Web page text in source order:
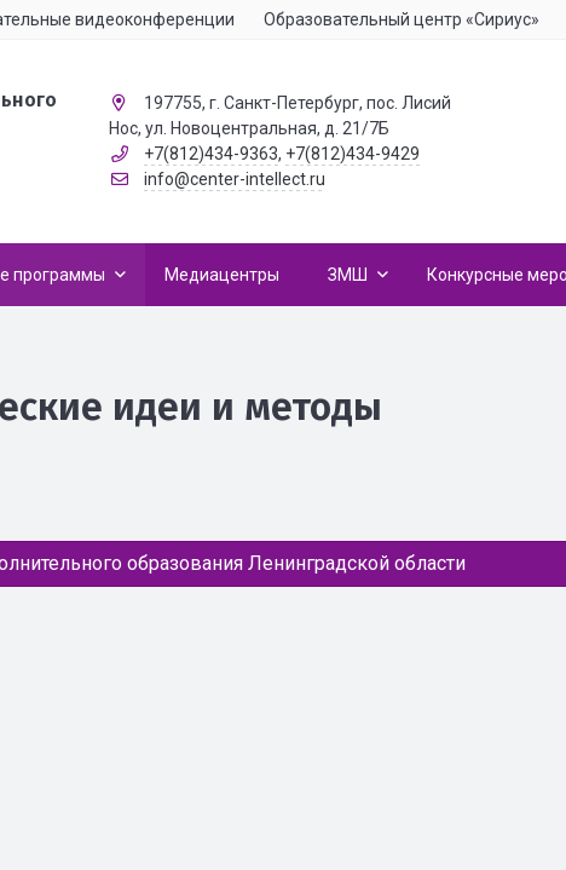
видеоконференции Образовательный центр «Сириус»
197755, г. Санкт-Петербург, пос. Лисий
Нос, ул. Новоцентральная, д. 21/7Б
+7(812)434-9363, +7(812)434-9429
info@center-intellect.ru
программы Медиацентры ЗМШ Конкурсные
идеи и методы
образования Ленинградской области